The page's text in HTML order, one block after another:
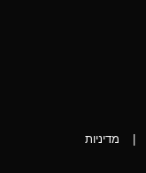
|
מדיניות